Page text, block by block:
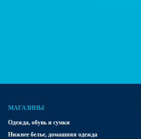
МАГАЗИНЫ
Одежда, обувь и сумки
Нижнее белье, домашняя одежда